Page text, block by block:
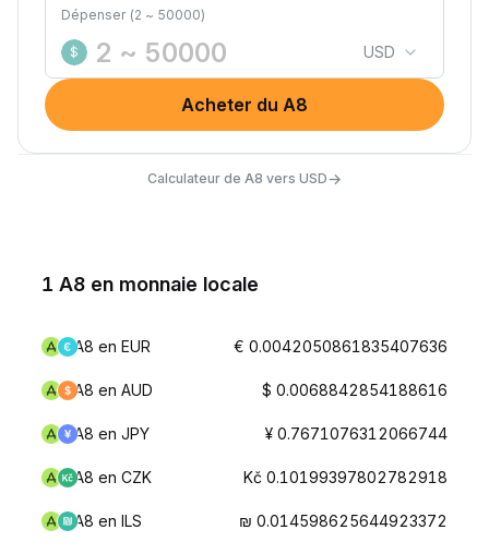
Dépenser (2 ~ 50000)
$ USD
Acheter du A8
Calculateur de A8 vers USD→
1 A8 en monnaie locale
A8 en EUR € 0.0042050861835407636
A8 en AUD $ 0.0068842854188616
A8 en JPY ¥ 0.7671076312066744
A8 en CZK Kč 0.10199397802782918
A8 en ILS ₪ 0.014598625644923372